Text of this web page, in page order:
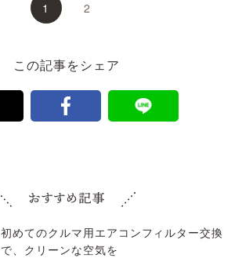
1 2
この記事をシェア
初めてのクルマ用エアコンフィルター交換
で、クリーンな空気を